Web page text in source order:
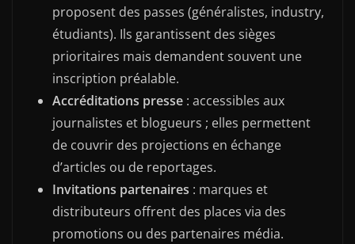
proposent des passes (généralistes, industry,
étudiants). Ils garantissent des sièges
prioritaires mais demandent souvent une
inscription préalable.
Accréditations presse : accessibles aux
journalistes et blogueurs ; elles permettent
de couvrir des projections en échange
d’articles ou de reportages.
Invitations partenaires : marques et
distributeurs offrent des places via des
promotions ou des partenaires média.